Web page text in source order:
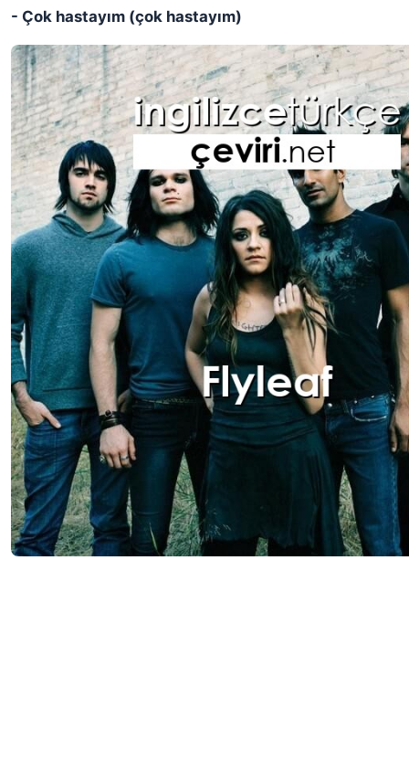
- Çok hastayım (çok hastayım)